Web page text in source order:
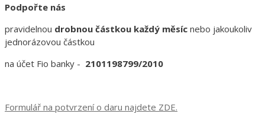
Podpořte nás
pravidelnou drobnou částkou každý měsíc nebo jakoukoliv
jednorázovou částkou
na účet Fio banky - 2101198799/2010
Formulář na potvrzení o daru najdete ZDE.